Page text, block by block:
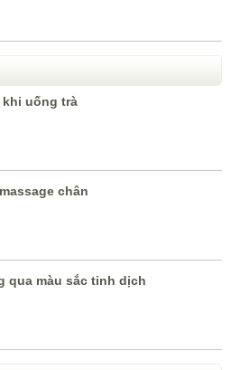
khi uống trà
chân
qua màu sắc tinh dịch